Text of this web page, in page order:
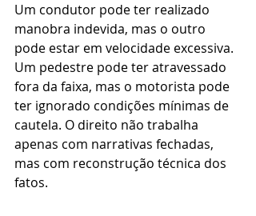
Um condutor pode ter realizado
manobra indevida, mas o outro
pode estar em velocidade excessiva.
Um pedestre pode ter atravessado
fora da faixa, mas o motorista pode
ter ignorado condições mínimas de
cautela. O direito não trabalha
apenas com narrativas fechadas,
mas com reconstrução técnica dos
fatos.